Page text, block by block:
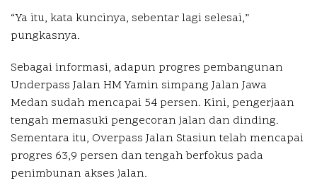
“Ya itu, kata kuncinya, sebentar lagi selesai,”
pungkasnya.
Sebagai informasi, adapun progres pembangunan
Underpass Jalan HM Yamin simpang Jalan Jawa
Medan sudah mencapai 54 persen. Kini, pengerjaan
tengah memasuki pengecoran jalan dan dinding.
Sementara itu, Overpass Jalan Stasiun telah mencapai
progres 63,9 persen dan tengah berfokus pada
penimbunan akses jalan.